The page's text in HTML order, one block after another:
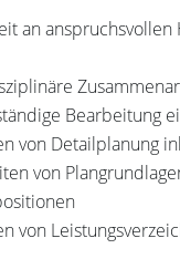
an
Bearbeitung
von Detailplanung
von
von